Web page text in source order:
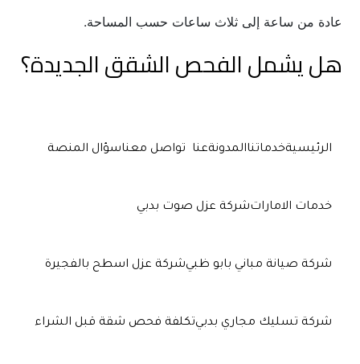
عادة من ساعة إلى ثلاث ساعات حسب المساحة.
هل يشمل الفحص الشقق الجديدة؟
الرئيسيةخدماتناالمدونةعنا تواصل معناسؤال المنصة
خدمات الاماراتشركة عزل صوت بدبي
شركة صيانة مباني بابو ظبيشركة عزل اسطح بالفجيرة
شركة تسليك مجاري بدبيتكلفة فحص شقة قبل الشراء